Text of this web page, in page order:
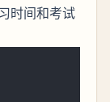
时间和考试